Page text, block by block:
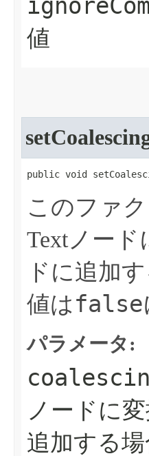
値
public void
このファ
Textノー
ドに追加
値はfalse
パラメータ:
ノードに
追加する